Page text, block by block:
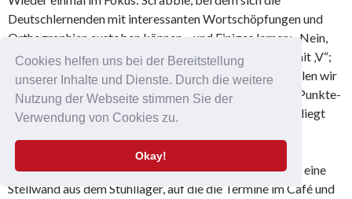
Cookies helfen uns bei der Bereitstellung
unserer Inhalte und Dienste. Durch die weitere
Nutzung der Webseite stimmen Sie der
Verwendung von Cookies zu.
Okay!
Deutschlernenden mit interessanten Wortschöpfungen und
Orthographien austoben können – und Einiges lernen: „Nein,
das Tier, das fliegt, schreibt man nicht mit ‚F‘, sondern mit ‚V“;
und ‚Rota‘ gibt es nicht – meinst du ‚Router‘?“ Noch spielen wir
mit der Junioren-Version ohne die strengen Regeln mit Punkte-
Wertung und Konkurrenz, aber das „richtige“ Scrabble liegt
Neu im Café ist der Infopoint. Das ist nichts anderes als eine
Stellwand aus dem Stuhllager, auf die die Termine im Café und